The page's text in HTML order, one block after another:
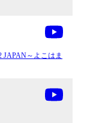
JAPAN～よこはま